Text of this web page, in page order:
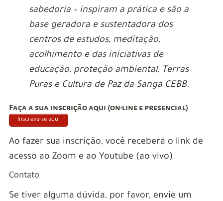
sabedoria – inspiram a prática e são a
base geradora e sustentadora dos
centros de estudos, meditação,
acolhimento e das iniciativas de
educação, proteção ambiental, Terras
Puras e Cultura de Paz da Sanga CEBB.
Faça a sua inscrição aqui (on-line e presencial)
Inscreva-se aqui
Ao fazer sua inscrição, você receberá o link de
acesso ao Zoom e ao Youtube (ao vivo).
Contato
Se tiver alguma dúvida, por favor, envie um